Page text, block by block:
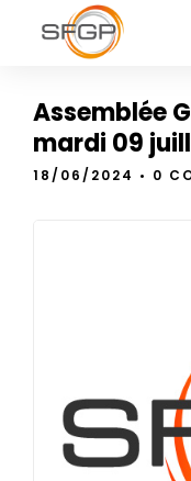
Assemblée
mardi 09
18/06/2024 • 0